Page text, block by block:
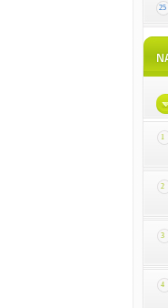
25
1
2
3
4